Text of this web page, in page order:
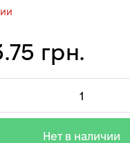
грн.
Нет в наличии